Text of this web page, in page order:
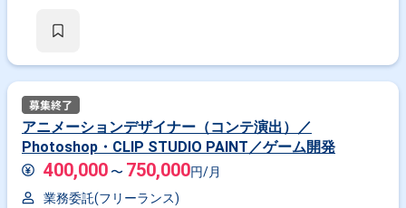
アニメーションデザイナー（コンテ演出）／
Photoshop・CLIP STUDIO PAINT／ゲーム開発
400,000 〜 750,000円/月
業務委託(フリーランス)